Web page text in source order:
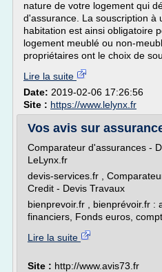
nature de votre logement qui
d'assurance. La souscription à
habitation est ainsi obligatoire
logement meublé ou non-
propriétaires ont le choix de
Lire la suite
Date: 2019-02-06 17:26:56
Site : https://www.lelynx.fr
Vos avis sur
Comparateur d'assurances -
LeLynx.fr
devis-services.fr ,
Credit - Devis Travaux
bienprevoir.fr , bienprévoir.fr :
financiers, Fonds euros,
Lire la suite
Site : http://www.avis73.fr